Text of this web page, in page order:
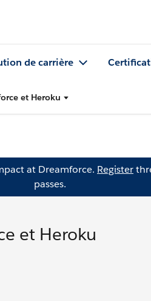
de carrière
et Heroku
at Dreamforce. Register
passes.
et Heroku